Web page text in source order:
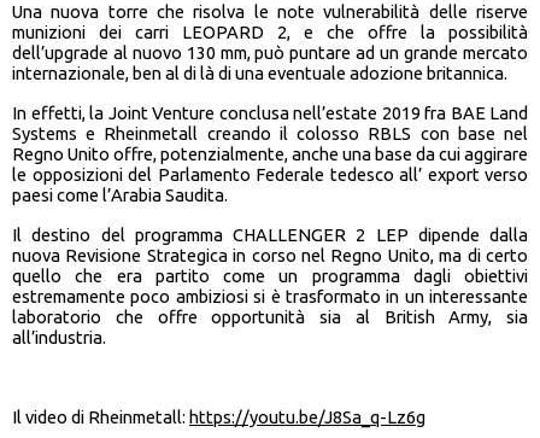
Una nuova torre che risolva le note vulnerabilità delle riserve
munizioni dei carri LEOPARD 2, e che offre la possibilità
dell’upgrade al nuovo 130 mm, può puntare ad un grande mercato
internazionale, ben al di là di una eventuale adozione britannica.
In effetti, la Joint Venture conclusa nell’estate 2019 fra BAE Land
Systems e Rheinmetall creando il colosso RBLS con base nel
Regno Unito offre, potenzialmente, anche una base da cui aggirare
le opposizioni del Parlamento Federale tedesco all’ export verso
paesi come l’Arabia Saudita.
Il destino del programma CHALLENGER 2 LEP dipende dalla
nuova Revisione Strategica in corso nel Regno Unito, ma di certo
quello che era partito come un programma dagli obiettivi
estremamente poco ambiziosi si è trasformato in un interessante
laboratorio che offre opportunità sia al British Army, sia
all’industria.
Il video di Rheinmetall: https://youtu.be/J8Sa_q-Lz6g